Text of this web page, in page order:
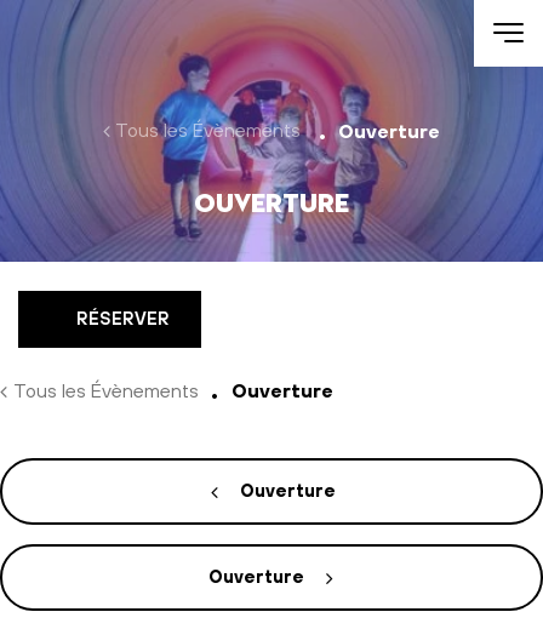
Aller au contenu
Tous les Évènements Ouverture
Ouverture
RÉSERVER
Tous les Évènements Ouverture
Ouverture
Ouverture